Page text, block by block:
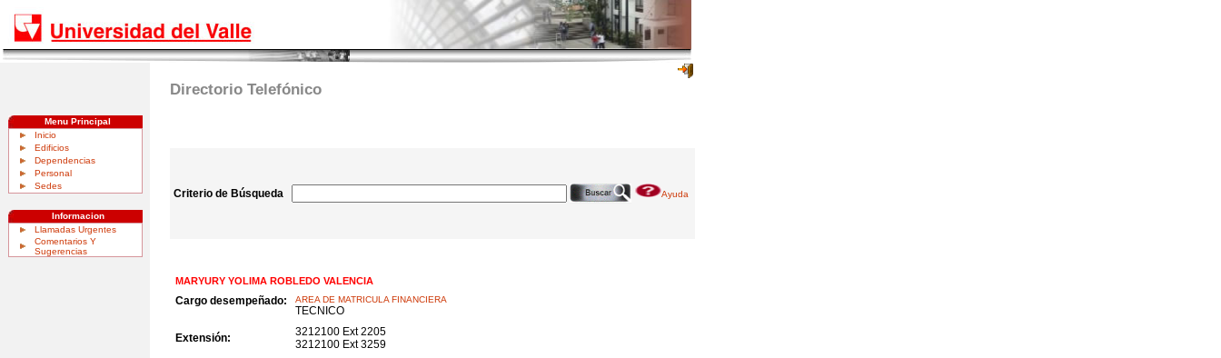
Directorio Telefónico
Menu Principal
Inicio
Edificios
Dependencias
Personal
Sedes
Informacion
Llamadas Urgentes
Comentarios Y
Sugerencias
Criterio de Búsqueda Ayuda
MARYURY YOLIMA ROBLEDO VALENCIA
Cargo desempeñado: AREA DE MATRICULA FINANCIERA
TECNICO
Extensión:
3212100 Ext 2205
3212100 Ext 3259